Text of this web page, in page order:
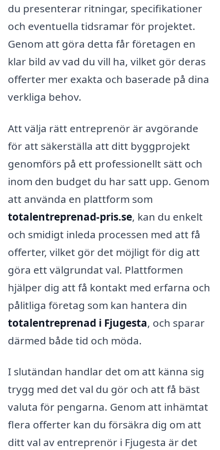
du presenterar ritningar, specifikationer
och eventuella tidsramar för projektet.
Genom att göra detta får företagen en
klar bild av vad du vill ha, vilket gör deras
offerter mer exakta och baserade på dina
verkliga behov.
Att välja rätt entreprenör är avgörande
för att säkerställa att ditt byggprojekt
genomförs på ett professionellt sätt och
inom den budget du har satt upp. Genom
att använda en plattform som
totalentreprenad-pris.se, kan du enkelt
och smidigt inleda processen med att få
offerter, vilket gör det möjligt för dig att
göra ett välgrundat val. Plattformen
hjälper dig att få kontakt med erfarna och
pålitliga företag som kan hantera din
totalentreprenad i Fjugesta, och sparar
därmed både tid och möda.
I slutändan handlar det om att känna sig
trygg med det val du gör och att få bäst
valuta för pengarna. Genom att inhämtat
flera offerter kan du försäkra dig om att
ditt val av entreprenör i Fjugesta är det